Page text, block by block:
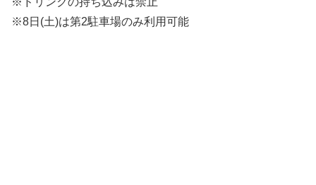
※8日(土)は第2駐車場のみ利用可能